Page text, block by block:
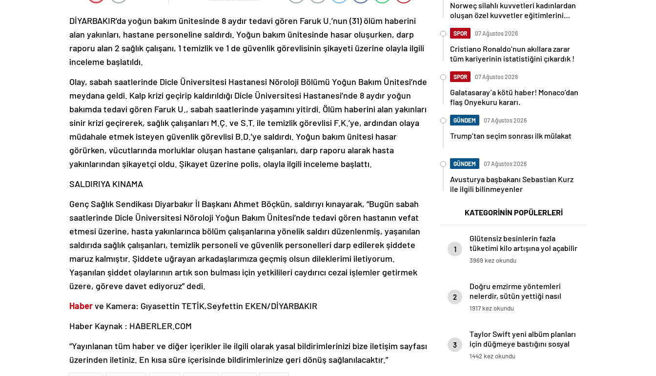
DİYARBAKIR’da yoğun bakım ünitesinde 8 aydır tedavi gören Faruk U.’nun (31) ölüm haberini
alan yakınları, hastane personeline saldırdı. Yoğun bakım ünitesinde hasar oluşurken, darp
raporu alan 2 sağlık çalışanı, 1 temizlik ve 1 de güvenlik görevlisinin şikayeti üzerine olayla ilgili
inceleme başlatıldı.
Olay, sabah saatlerinde Dicle Üniversitesi Hastanesi Nöroloji Bölümü Yoğun Bakım Ünitesi’nde
meydana geldi. Kalp krizi geçirip kaldırıldığı Dicle Üniversitesi Hastanesi’nde 8 aydır yoğun
bakımda tedavi gören Faruk U., sabah saatlerinde yaşamını yitirdi. Ölüm haberini alan yakınları
sinir krizi geçirerek, sağlık çalışanları M.Ç. ve S.T. ile temizlik görevlisi F.K.’ye, ardından olaya
müdahale etmek isteyen güvenlik görevlisi B.D.’ye saldırdı. Yoğun bakım ünitesi hasar
görürken, vücutlarında morluklar oluşan hastane çalışanları, darp raporu alarak hasta
yakınlarından şikayetçi oldu. Şikayet üzerine polis, olayla ilgili inceleme başlattı.
SALDIRIYA KINAMA
Genç Sağlık Sendikası Diyarbakır İl Başkanı Ahmet Böçkün, saldırıyı kınayarak, “Bugün sabah
saatlerinde Dicle Üniversitesi Nöroloji Yoğun Bakım Ünitesi’nde tedavi gören hastanın vefat
etmesi üzerine, hasta yakınlarınca bölüm çalışanlarına yönelik saldırı düzenlenmiş, yaşanılan
saldırıda sağlık çalışanları, temizlik personeli ve güvenlik personelleri darp edilerek şiddete
maruz kalmıştır. Şiddete uğrayan arkadaşlarımıza geçmiş olsun dileklerimi iletiyorum.
Yaşanılan şiddet olaylarının artık son bulması için yetkilileri caydırıcı cezai işlemler getirmek
üzere, göreve davet ediyoruz” dedi.
Haberve Kamera: Gıyasettin TETİK,Seyfettin EKEN/DİYARBAKIR
Haber Kaynak : HABERLER.COM
“Yayınlanan tüm haber ve diğer içerikler ile ilgili olarak yasal bildirimlerinizi bize iletişim sayfası
üzerinden iletiniz. En kısa süre içerisinde bildirimlerinize geri dönüş sağlanılacaktır.”
Norweç silahlı kuvvetleri kadınlardan
oluşan özel kuvvetler eğitimlerini
SPOR 07 Ağustos 2026
Cristiano Ronaldo’nun akıllara zarar
tüm kariyerinin istatistiğini çıkardık !
SPOR 07 Ağustos 2026
Galatasaray’a kötü haber! Monaco’dan
flaş Onyekuru kararı.
GÜNDEM 07 Ağustos 2026
Trump’tan seçim sonrası ilk mülakat
GÜNDEM 07 Ağustos 2026
Avusturya başbakanı Sebastian Kurz
ile ilgili bilinmeyenler
KATEGORİNİN POPÜLERLERİ
1
Glütensiz besinlerin fazla
tüketimi kilo artışına yol açabilir
3969 kez okundu
2
Doğru emzirme yöntemleri
nelerdir, sütün yettiği nasıl
anlaşılır?
1917 kez okundu
3
Taylor Swift yeni albüm planları
için düğmeye bastığını sosyal
medyadan duyurdu!
1442 kez okundu